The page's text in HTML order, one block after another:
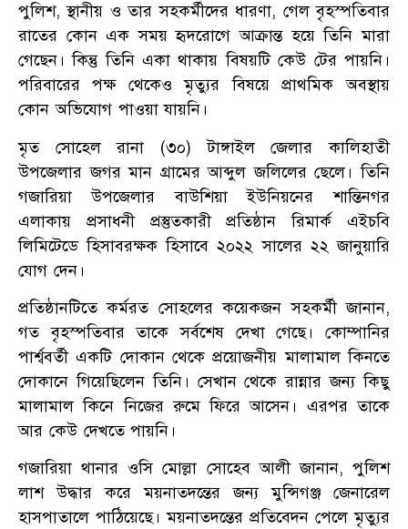
পুলিশ, স্থানীয় ও তার সহকর্মীদের ধারণা, গেল বৃহস্পতিবার
রাতের কোন এক সময় হৃদরোগে আক্রান্ত হয়ে তিনি মারা
গেছেন। কিন্তু তিনি একা থাকায় বিষয়টি কেউ টের পায়নি।
পরিবারের পক্ষ থেকেও মৃত্যুর বিষয়ে প্রাথমিক অবস্থায়
কোন অভিযোগ পাওয়া যায়নি।
মৃত সোহেল রানা (৩০) টাঙ্গাইল জেলার কালিহাতী
উপজেলার জগর মান গ্রামের আব্দুল জলিলের ছেলে। তিনি
গজারিয়া উপজেলার বাউশিয়া ইউনিয়নের শান্তিনগর
এলাকায় প্রসাধনী প্রস্তুতকারী প্রতিষ্ঠান রিমার্ক এইচবি
লিমিটেডে হিসাবরক্ষক হিসাবে ২০২২ সালের ২২ জানুয়ারি
যোগ দেন।
প্রতিষ্ঠানটিতে কর্মরত সোহলের কয়েকজন সহকর্মী জানান,
গত বৃহস্পতিবার তাকে সর্বশেষ দেখা গেছে। কোম্পানির
পার্শ্ববর্তী একটি দোকান থেকে প্রয়োজনীয় মালামাল কিনতে
দোকানে গিয়েছিলেন তিনি। সেখান থেকে রান্নার জন্য কিছু
মালামাল কিনে নিজের রুমে ফিরে আসেন। এরপর তাকে
আর কেউ দেখতে পায়নি।
গজারিয়া থানার ওসি মোল্লা সোহেব আলী জানান, পুলিশ
লাশ উদ্ধার করে ময়নাতদন্তের জন্য মুন্সিগঞ্জ জেনারেল
হাসপাতালে পাঠিয়েছে। ময়নাতদন্তের প্রতিবেদন পেলে মৃত্যুর